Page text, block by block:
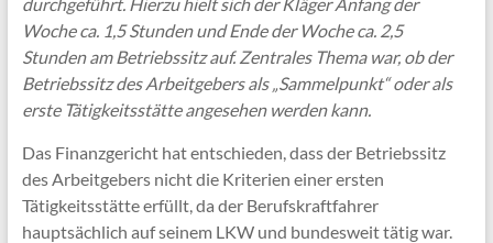
Woche ca. 1,5 Stunden und Ende der Woche ca. 2,5
Stunden am Betriebssitz auf. Zentrales Thema war, ob der
Betriebssitz des Arbeitgebers als „Sammelpunkt“ oder als
erste Tätigkeitsstätte angesehen werden kann.
Das Finanzgericht hat entschieden, dass der Betriebssitz
des Arbeitgebers nicht die Kriterien einer ersten
Tätigkeitsstätte erfüllt, da der Berufskraftfahrer
hauptsächlich auf seinem LKW und bundesweit tätig war.